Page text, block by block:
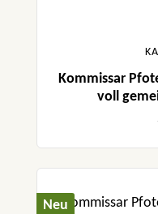
Kommissar
voll
Neu